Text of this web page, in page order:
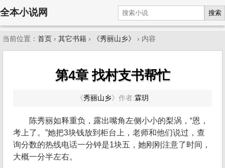
全本小说网 搜索
当前位置： 首页 › 其它书籍 › 《秀丽山乡》 › 内容
第4章 找村支书帮忙
《秀丽山乡》 作者:霖玥
陈秀丽如释重负，露出嘴角左侧小小的梨涡，“恩，
考上了。”她把3块钱放到柜台上，老师和他们说过，查
询分数的热线电话一分钟是1块五，她刚刚注意了时间，
大概一分半左右。